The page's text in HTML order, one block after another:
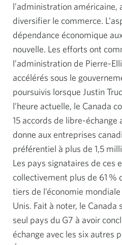
l’administration américaine,
diversifier le commerce.
dépendance économique
nouvelle. Les efforts ont
l’administration de Pierre-
accélérés sous le
poursuivis lorsque Justin
l’heure actuelle, le Canada
15 accords de libre-échange
donne aux entreprises
préférentiel à plus de 1,5
Les pays signataires de ces
collectivement plus de 61 %
tiers de l’économie
Unis. Fait à noter, le
seul pays du G7 à avoir
échange avec les six autres